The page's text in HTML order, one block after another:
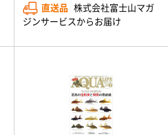
直送品 株式会社富士山マガ
ジンサービスからお届け